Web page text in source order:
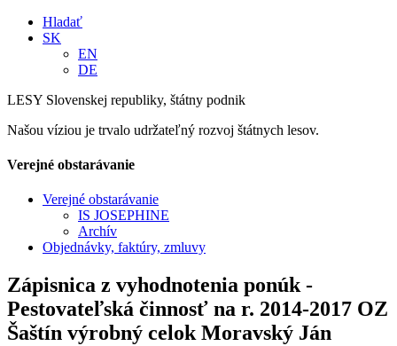
Hladať
SK
EN
DE
LESY Slovenskej republiky, štátny podnik
Našou víziou je trvalo udržateľný rozvoj štátnych lesov.
Verejné obstarávanie
Verejné obstarávanie
IS JOSEPHINE
Archív
Objednávky, faktúry, zmluvy
Zápisnica z vyhodnotenia ponúk -
Pestovateľská činnosť na r. 2014-2017 OZ
Šaštín výrobný celok Moravský Ján